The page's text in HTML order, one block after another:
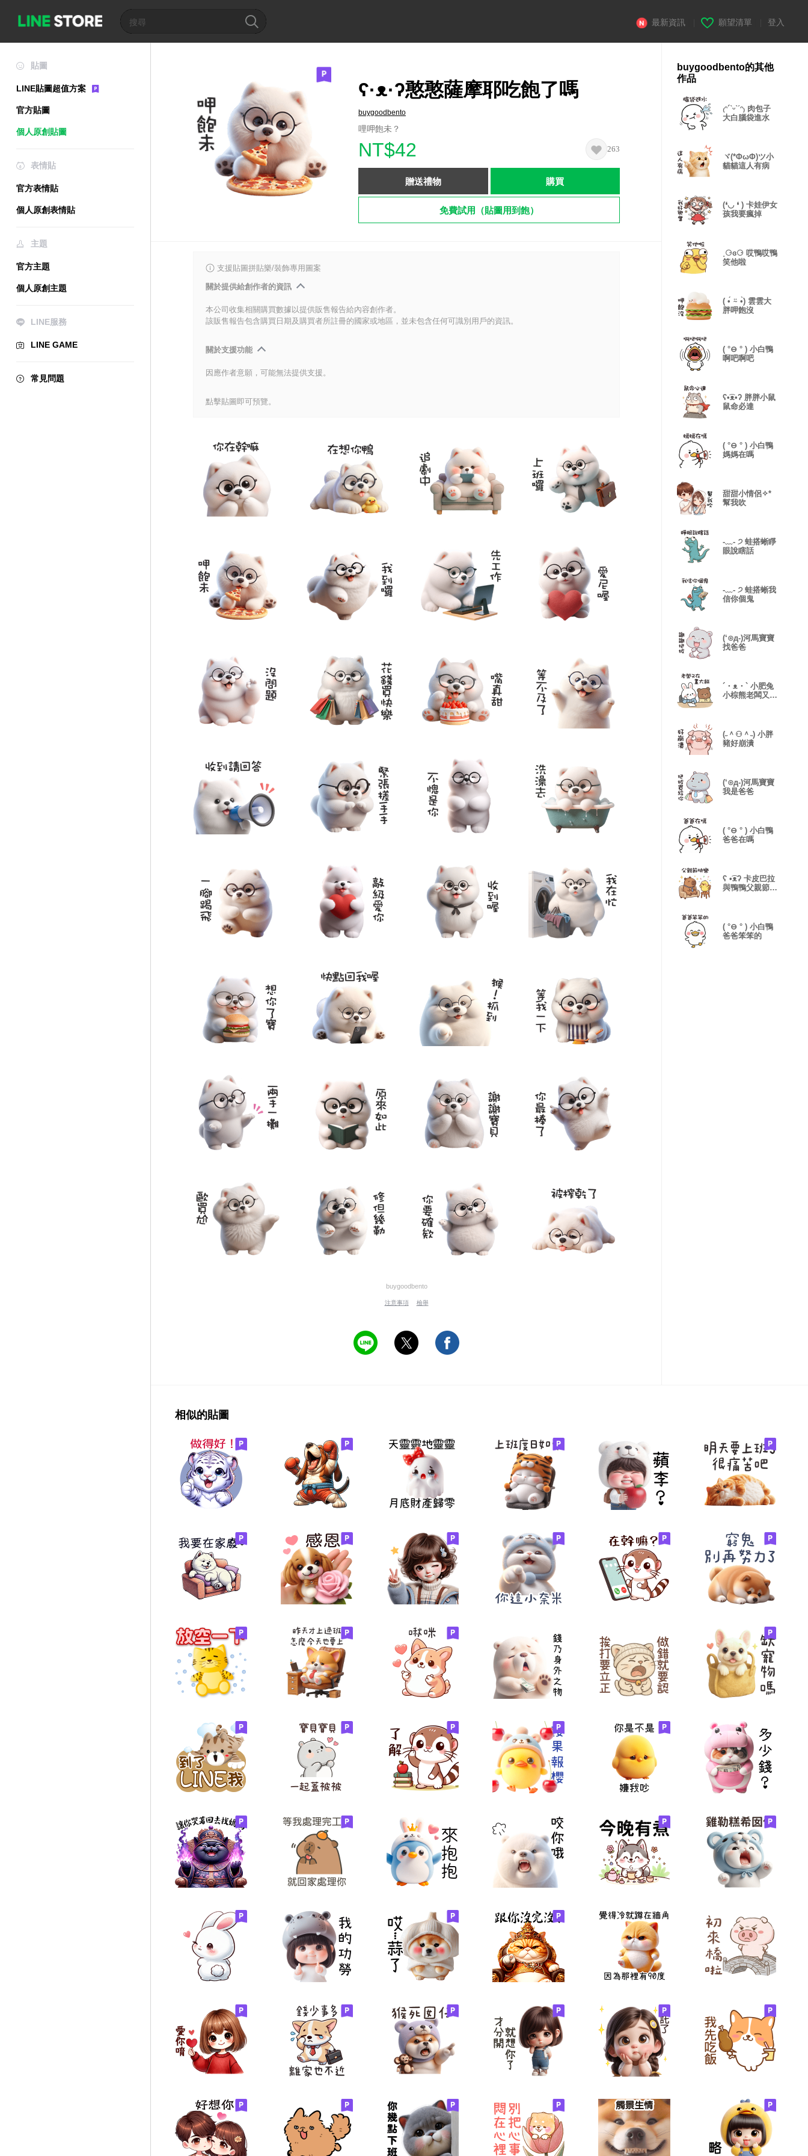
最新資訊 願望清單 登入
貼圖
LINE貼圖超值方案
官方貼圖
個人原創貼圖
表情貼
官方表情貼
個人原創表情貼
主題
官方主題
個人原創主題
LINE服務
LINE GAME
常見問題
ʕ·ᴥ·ʔ憨憨薩摩耶吃飽了嗎
buygoodbento
哩呷飽未？
NT$42 263
贈送禮物 購買
免費試用（貼圖用到飽）
支援貼圖拼貼樂/裝飾專用圖案
關於提供給創作者的資訊
本公司收集相關購買數據以提供販售報告給內容創作者。
該販售報告包含購買日期及購買者所註冊的國家或地區，並未包含任何可識別用戶的資訊。
關於支援功能
因應作者意願，可能無法提供支援。
點擊貼圖即可預覽。
buygoodbento
注意事項 檢舉
buygoodbento的其他
作品
₍ᵔ´ˋᵕˋˊᵔ₎ 肉包子
大白腦袋進水
ヾ(*ΦωΦ)ツ小
貓貓這人有病
(❛◡ ❛ ) 卡娃伊女
孩我要瘋掉
˳⚆ɞ⚆ 哎鴨哎鴨
笑他啦
( •́ ⍨ •̀) 雲雲大
胖呷飽沒
( °⊖ ° ) 小白鴨
啊吧啊吧
ʕ•͡ᴥ•ʔ 胖胖小鼠
鼠命必達
( °⊖ ° ) 小白鴨
媽媽在嗎
甜甜小情侶✧*
幫我吹
-﹏- ੭ 蛙搭蜥睜
眼說瞎話
-﹏- ੭ 蛙搭蜥我
信你個鬼
(‘⊙д-)河馬寶寶
找爸爸
´・ᴥ・` 小肥兔
小棕熊老闆又在
(˶＾⚇＾˵) 小胖
豬好崩潰
(‘⊙д-)河馬寶寶
我是爸爸
( °⊖ ° ) 小白鴨
爸爸在嗎
ʕ •͡ᴥʔ 卡皮巴拉
與鴨鴨父親節快
( °⊖ ° ) 小白鴨
爸爸笨笨的
相似的貼圖